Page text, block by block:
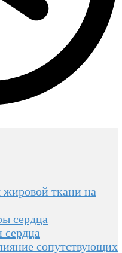
ткани на
сердца
сопутствующих